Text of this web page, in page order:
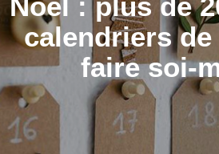
calendriers de
faire soi-